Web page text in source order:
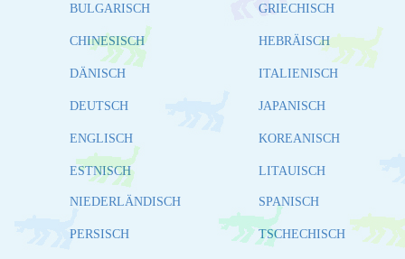
BULGARISCH
CHINESISCH
DÄNISCH
DEUTSCH
ENGLISCH
ESTNISCH
GRIECHISCH
HEBRÄISCH
ITALIENISCH
JAPANISCH
KOREANISCH
LITAUISCH
NIEDERLÄNDISCH
PERSISCH
SPANISCH
TSCHECHISCH